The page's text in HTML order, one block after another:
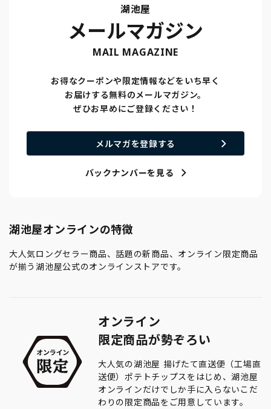
湖池屋
メールマガジン
MAIL MAGAZINE
お得なクーポンや限定情報などをいち早く
お届けする無料のメールマガジン。
ぜひお早めにご登録ください！
メルマガを登録する
バックナンバーを見る
湖池屋オンラインの特徴
大人気ロングセラー商品、話題の新商品、オンライン限定商品
が揃う湖池屋公式のオンラインストアです。
オンライン
限定商品が勢ぞろい
大人気の湖池屋 揚げたて直送便（工場直
送便）ポテトチップスをはじめ、湖池屋
オンラインだけでしか手に入らないこだ
わりの限定商品をご用意しています。